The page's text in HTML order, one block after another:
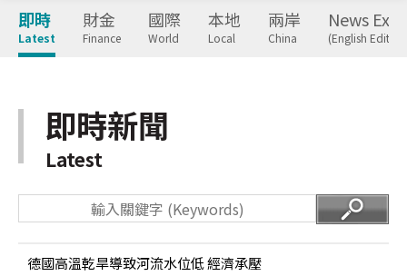
即時
Latest
財金
Finance
國際
World
本地
Local
兩岸
China
News
(English
即時新聞
Latest
德國高溫乾旱導致河流水位低 經濟承壓